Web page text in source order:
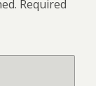
Required